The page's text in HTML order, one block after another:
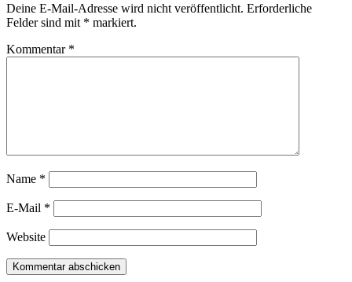
Deine E-Mail-Adresse wird nicht veröffentlicht. Erforderliche
Felder sind mit * markiert.
Kommentar *
Name *
E-Mail *
Website